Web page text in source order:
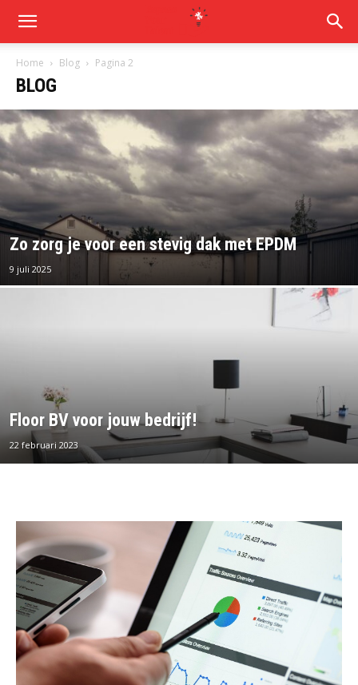
Home Blog Pagina 2
BLOG
Zo zorg je voor een stevig dak met EPDM
9 juli 2025
Floor BV voor jouw bedrijf!
22 februari 2023